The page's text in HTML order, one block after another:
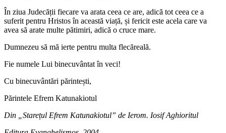
În ziua Judecății fiecare va arata ceea ce are, adică tot ceea ce a
suferit pentru Hristos în această viață, și fericit este acela care va
avea să arate multe pătimiri, adică o cruce mare.
Dumnezeu să mă ierte pentru multa flecăreală.
Fie numele Lui binecuvântat în veci!
Cu binecuvântări părintești,
Părintele Efrem Katunakiotul
Din „Starețul Efrem Katunakiotul” de Ierom. Iosif Aghioritul